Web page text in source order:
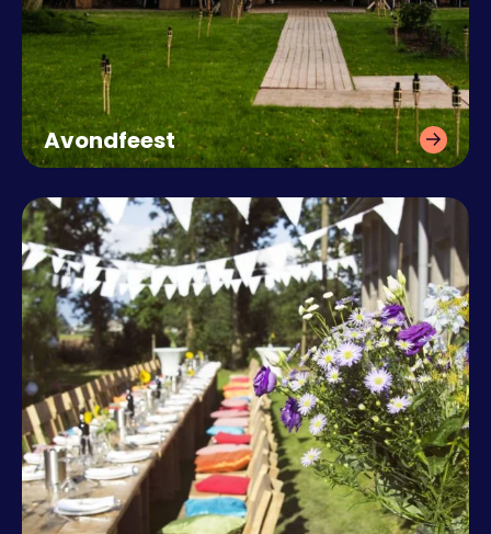
Avondfeest
Een onvergetelijk feest,